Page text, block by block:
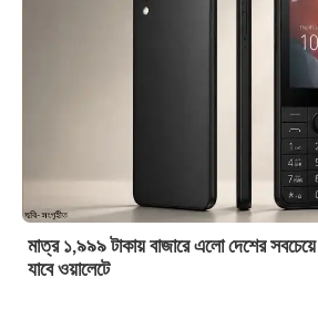
মাত্র ১,৯৯৯ টাকায় বাজারে এলো দেশের সবচেয়ে
যাবে ওয়ালেটে